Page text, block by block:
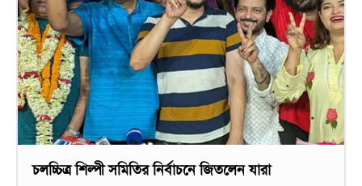
চলচ্চিত্র শিল্পী সমিতির নির্বাচনে জিতলেন যারা